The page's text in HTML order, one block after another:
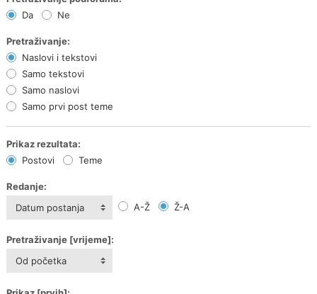
Da
Ne
Pretraživanje:
Naslovi i tekstovi
Samo tekstovi
Samo naslovi
Samo prvi post teme
Prikaz rezultata:
Postovi
Teme
Redanje:
Datum postanja
A-Ž Ž-A
Pretraživanje [vrijeme]:
Od početka